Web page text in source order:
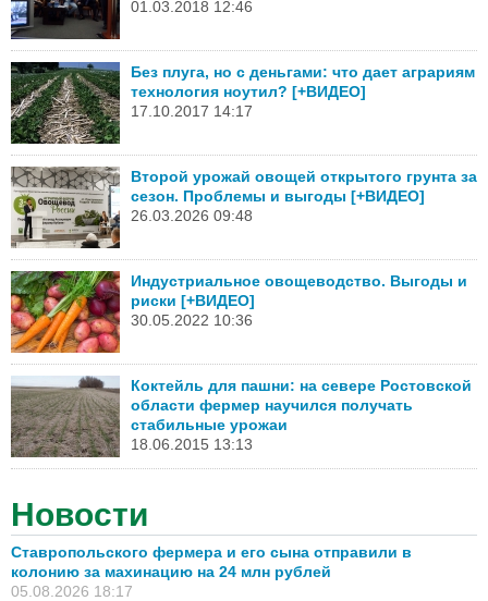
01.03.2018 12:46
Без плуга, но с деньгами: что дает аграриям
технология ноутил? [+ВИДЕО]
17.10.2017 14:17
Второй урожай овощей открытого грунта за
сезон. Проблемы и выгоды [+ВИДЕО]
26.03.2026 09:48
Индустриальное овощеводство. Выгоды и
риски [+ВИДЕО]
30.05.2022 10:36
Коктейль для пашни: на севере Ростовской
области фермер научился получать
стабильные урожаи
18.06.2015 13:13
Новости
Ставропольского фермера и его сына отправили в
колонию за махинацию на 24 млн рублей
05.08.2026 18:17